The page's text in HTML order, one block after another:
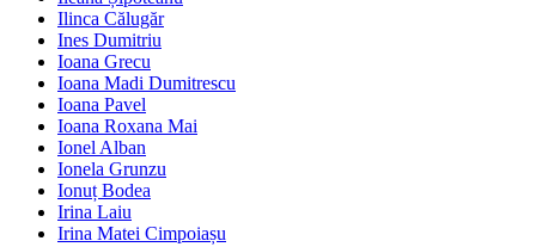
Ilinca Călugăr
Ines Dumitriu
Ioana Grecu
Ioana Madi Dumitrescu
Ioana Pavel
Ioana Roxana Mai
Ionel Alban
Ionela Grunzu
Ionuț Bodea
Irina Laiu
Irina Matei Cimpoiașu